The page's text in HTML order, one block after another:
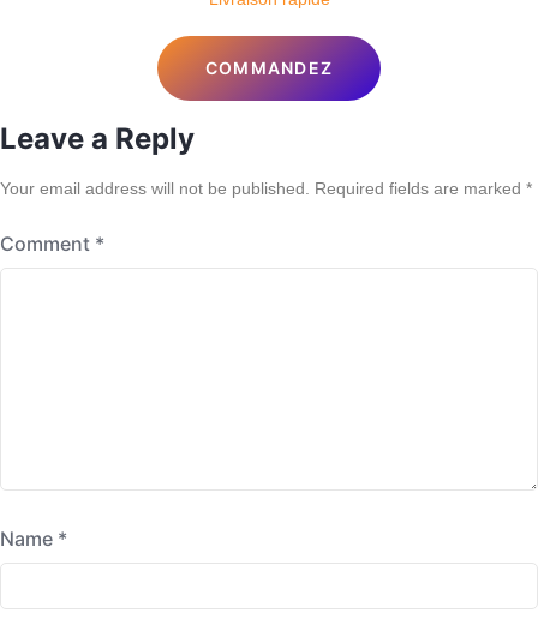
COMMANDEZ
Leave a Reply
Your email address will not be published. Required fields are marked *
Comment *
Name *